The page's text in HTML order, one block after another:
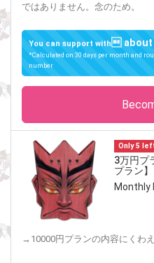
ではありません。念のため。
You can support with
*Calculated on 30 days per month and
number
Only 5
3万円プ
プラン】
Monthly
→10000円プランの内容にくわえ